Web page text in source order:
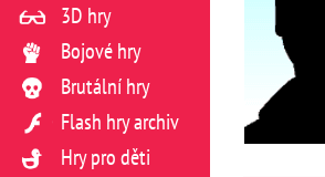
3D hry
Bojové hry
Brutální hry
Flash hry archiv
Hry pro děti